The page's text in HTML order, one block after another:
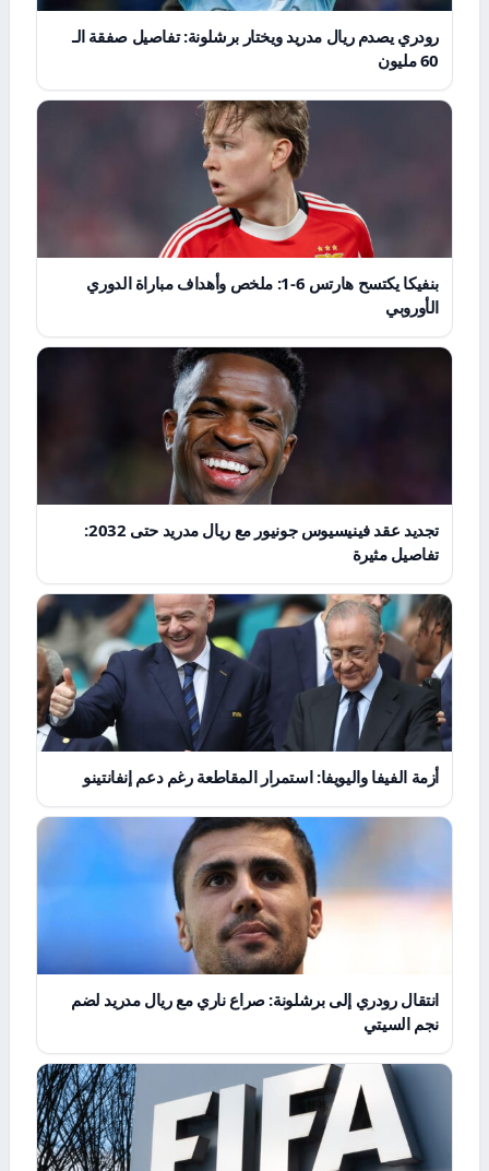
رودري يصدم ريال مدريد ويختار برشلونة: تفاصيل صفقة الـ
60 مليون
بنفيكا يكتسح هارتس 6-1: ملخص وأهداف مباراة الدوري
الأوروبي
تجديد عقد فينيسيوس جونيور مع ريال مدريد حتى 2032:
تفاصيل مثيرة
أزمة الفيفا واليويفا: استمرار المقاطعة رغم دعم إنفانتينو
انتقال رودري إلى برشلونة: صراع ناري مع ريال مدريد لضم
نجم السيتي